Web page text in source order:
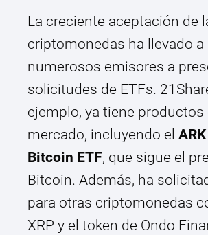
La creciente aceptación de
criptomonedas ha llevado a
numerosos emisores a
solicitudes de ETFs.
ejemplo, ya tiene productos
mercado, incluyendo el
Bitcoin ETF, que sigue el
Bitcoin. Además, ha
para otras criptomonedas
XRP y el token de Ondo